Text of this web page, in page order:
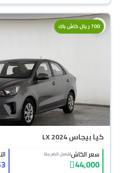
700 ريال كاش باك
كيا بيجاس LX 2024
سعر الكاش(شامل الضريبة)
44,000